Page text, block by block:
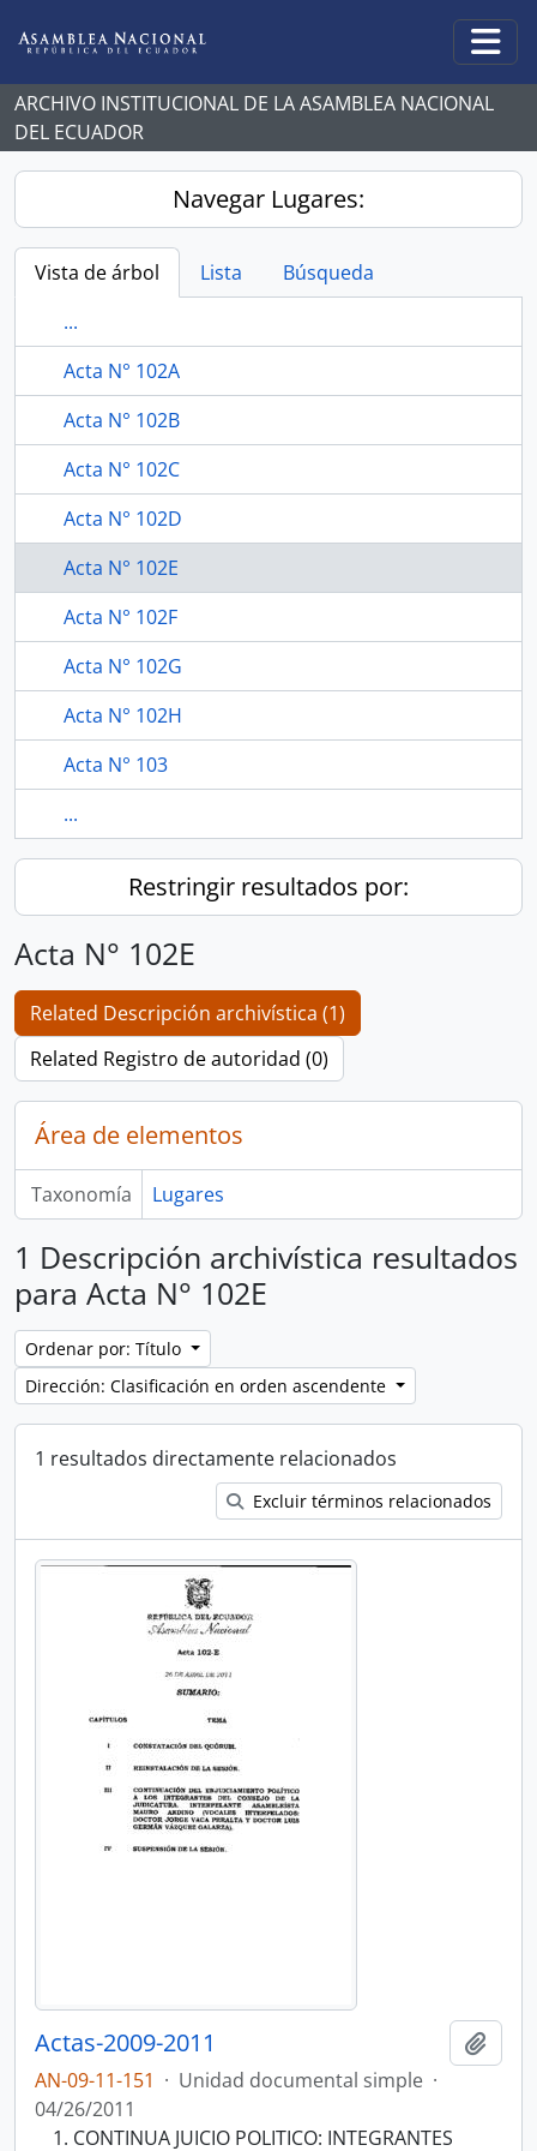
ARCHIVO INSTITUCIONAL DE LA ASAMBLEA NACIONAL
DEL ECUADOR
Navegar Lugares:
Vista de árbol Lista
Búsqueda
...
Acta N° 102A
Acta N° 102B
Acta N° 102C
Acta N° 102D
Acta N° 102E
Acta N° 102F
Acta N° 102G
Acta N° 102H
Acta N° 103
...
Restringir resultados por:
Acta N° 102E
Related Descripción archivística (1)
Related Registro de autoridad (0)
Área de elementos
Taxonomía Lugares
1 Descripción archivística resultados
para Acta N° 102E
Ordenar por: Título
Dirección: Clasificación en orden ascendente
1 resultados directamente relacionados
Excluir términos relacionados
Actas-2009-2011
AN-09-11-151 · Unidad documental simple ·
04/26/2011
CONTINUA JUICIO POLITICO: INTEGRANTES